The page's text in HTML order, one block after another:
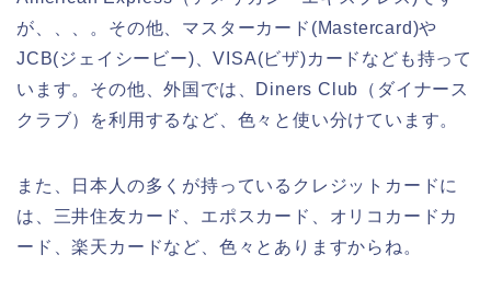
が、、、。その他、マスターカード(Mastercard)や
JCB(ジェイシービー)、VISA(ビザ)カードなども持って
います。その他、外国では、Diners Club（ダイナース
クラブ）を利用するなど、色々と使い分けています。
また、日本人の多くが持っているクレジットカードに
は、三井住友カード、エポスカード、オリコカードカ
ード、楽天カードなど、色々とありますからね。